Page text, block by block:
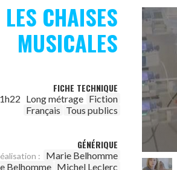
LES CHAISES
MUSICALES
FICHE TECHNIQUE
Long métrage Fiction
Français Tous publics
GÉNÉRIQUE
: Marie Belhomme
Belhomme Michel Leclerc